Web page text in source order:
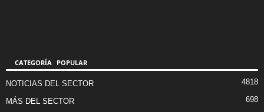
CATEGORÍA POPULAR
NOTICIAS DEL SECTOR 4818
MÁS DEL SECTOR 698